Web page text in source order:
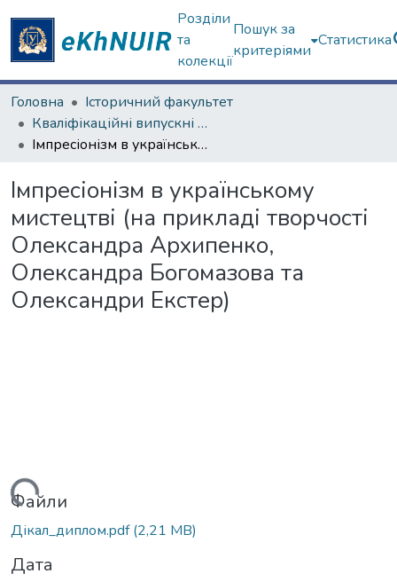
Розділи
та
колекції
Пошук за
критеріями
Статистика
Головна
Історичний факультет
Кваліфікаційні випускні роботи бакалаврів. Історичний факультет
Імпресіонізм в українському мистецтві (на прикладі творчості Олександра Архипенко, Олександра Богомазова та Олександри Екстер)
Імпресіонізм в українському
мистецтві (на прикладі творчості
Олександра Архипенко,
Олександра Богомазова та
Олександри Екстер)
Файли
Дікал_диплом.pdf(2,21 MB)
Дата